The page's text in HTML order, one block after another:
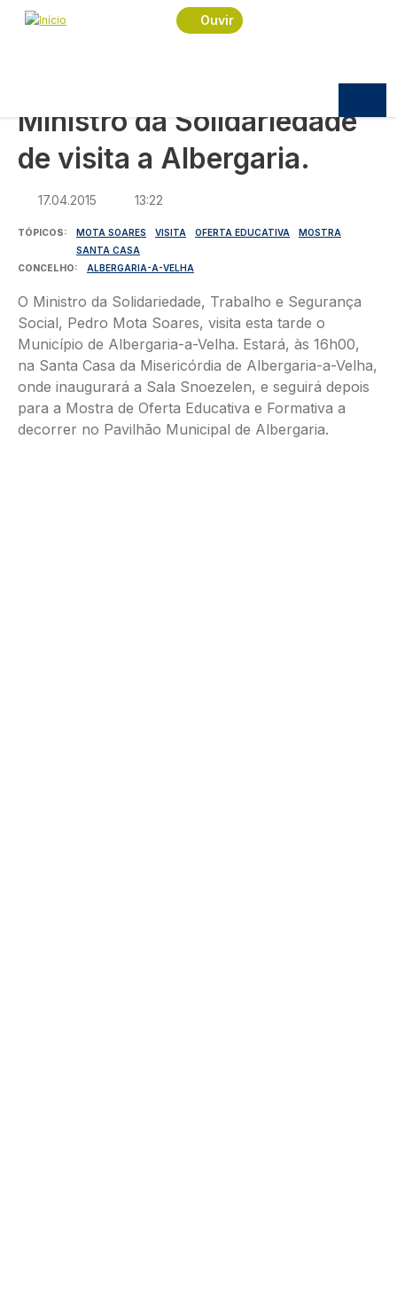
Passar para o conteúdo principal
Ouvir
Navegação estrutural
Início
Política
Ministro da Solidariedade de visita a Albergaria.
Ministro da Solidariedade
de visita a Albergaria.
17.04.2015 13:22
TÓPICOS MOTA SOARES VISITA OFERTA EDUCATIVA
MOSTRA
SANTA CASA
CONCELHO
ALBERGARIA-A-VELHA
O Ministro da Solidariedade, Trabalho e Segurança
Social, Pedro Mota Soares, visita esta tarde o
Município de Albergaria-a-Velha. Estará, às 16h00,
na Santa Casa da Misericórdia de Albergaria-a-Velha,
onde inaugurará a Sala Snoezelen, e seguirá depois
para a Mostra de Oferta Educativa e Formativa a
decorrer no Pavilhão Municipal de Albergaria.